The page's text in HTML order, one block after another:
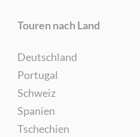
Touren nach Land
Deutschland
Portugal
Schweiz
Spanien
Tschechien